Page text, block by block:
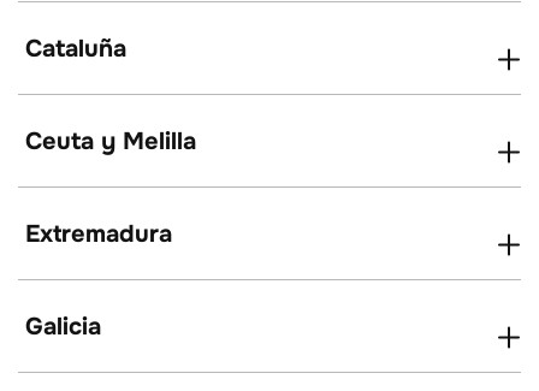
Cataluña
Ceuta y Melilla
Extremadura
Galicia